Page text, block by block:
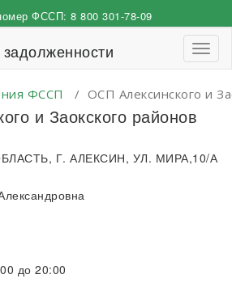
ФССП: 8 800 301-78-09
ФССП / ОСП Алексинского и
и Заокского районов
Г. АЛЕКСИН, УЛ. МИРА,10/А
до 20:00